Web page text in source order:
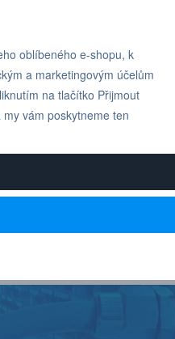
517 942 nebo pište
DEALER
Gison, Ingersoll Rand, Deprag,
oblíbeného e-shopu, k
a marketingovým účelům
na tlačítko Přijmout
vám poskytneme ten